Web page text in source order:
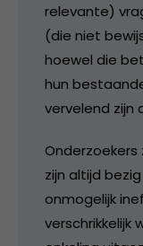
relevante)
(die niet
hoewel die
hun
vervelend zijn
zijn altijd
onmogelijk
verschrikkelijk